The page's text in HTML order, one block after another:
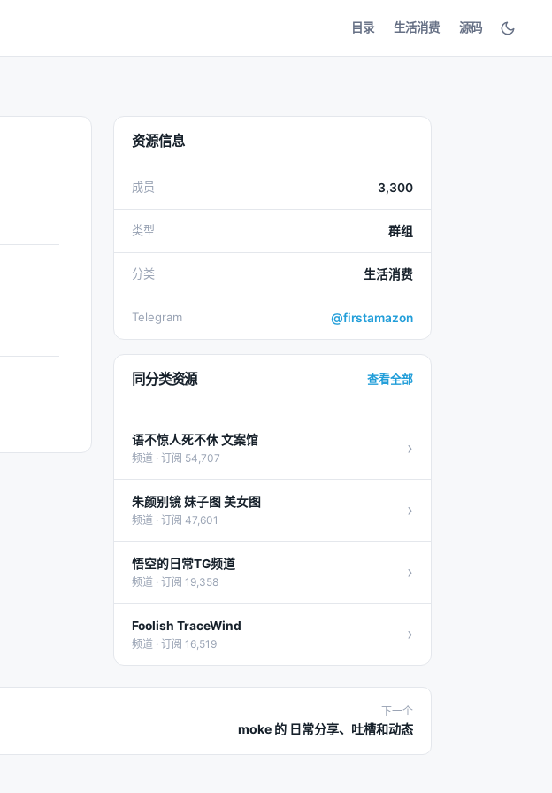
目录 生活消费 源码
资源信息
成员 3,300
类型 群组
分类 生活消费
Telegram @firstamazon
同分类资源 查看全部
语不惊人死不休 文案馆
频道 · 订阅 54,707 ›
朱颜别镜 妹子图 美女图
频道 · 订阅 47,601 ›
悟空的日常TG频道
频道 · 订阅 19,358 ›
Foolish TraceWind
频道 · 订阅 16,519 ›
下一个
moke 的 日常分享、吐槽和动态